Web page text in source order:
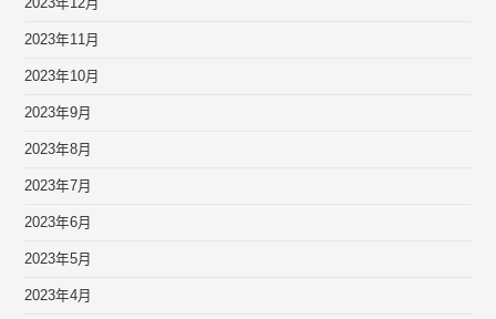
2023年12月
2023年11月
2023年10月
2023年9月
2023年8月
2023年7月
2023年6月
2023年5月
2023年4月